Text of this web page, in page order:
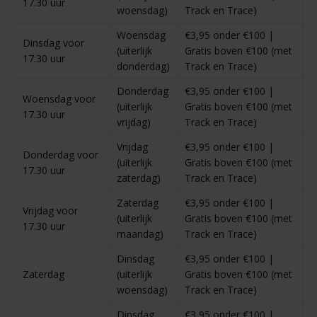
woensdag)
Track en Trace)
Dinsdag voor
17.30 uur
Woensdag
(uiterlijk
donderdag)
€3,95 onder €100 |
Gratis boven €100 (met
Track en Trace)
Woensdag voor
17.30 uur
Donderdag
(uiterlijk
vrijdag)
€3,95 onder €100 |
Gratis boven €100 (met
Track en Trace)
Donderdag voor
17.30 uur
Vrijdag
(uiterlijk
zaterdag)
€3,95 onder €100 |
Gratis boven €100 (met
Track en Trace)
Vrijdag voor
17.30 uur
Zaterdag
(uiterlijk
maandag)
€3,95 onder €100 |
Gratis boven €100 (met
Track en Trace)
Zaterdag
Dinsdag
(uiterlijk
woensdag)
€3,95 onder €100 |
Gratis boven €100 (met
Track en Trace)